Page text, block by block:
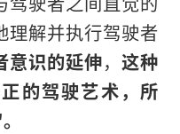
理解并执行驾驶者
意识的延伸， 这种
的驾驶艺术，所